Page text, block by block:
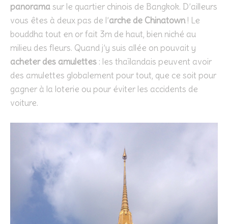
panoramasur le quartier chinois de Bangkok. D’ailleurs
vous êtes à deux pas de l’arche de Chinatown! Le
bouddha tout en or fait 3m de haut, bien niché au
milieu des fleurs. Quand j’y suis allée on pouvait y
acheter des amulettes : les thaïlandais peuvent avoir
des amulettes globalement pour tout, que ce soit pour
gagner à la loterie ou pour éviter les accidents de
voiture.